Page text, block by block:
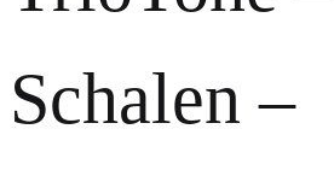
Schalen –